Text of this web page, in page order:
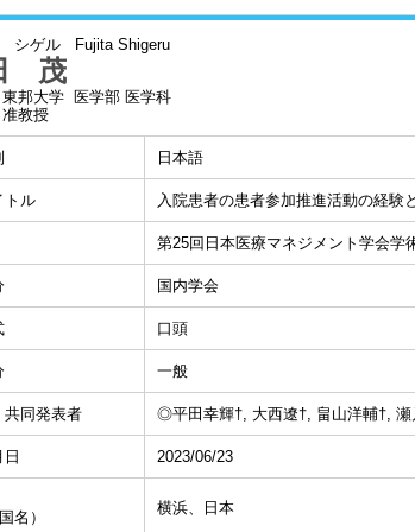
シゲル Fujita Shigeru
茂
東邦大学 医学部 医学科
准教授
日本語
トル 入院患者の患者参加推進活動の経
第25回日本医療マネジメント学会学
国内学会
口頭
一般
共同発表者 ◎平田幸輝†, 大西遼†, 畠山洋輔†,
2023/06/23
名）
横浜、日本